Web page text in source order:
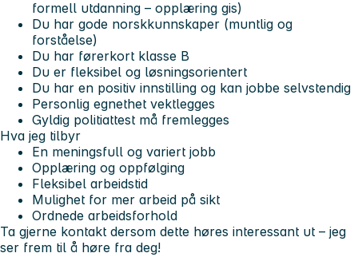
formell utdanning – opplæring gis)
Du har gode norskkunnskaper (muntlig og
forståelse)
Du har førerkort klasse B
Du er fleksibel og løsningsorientert
Du har en positiv innstilling og kan jobbe selvstendig
Personlig egnethet vektlegges
Gyldig politiattest må fremlegges
Hva jeg tilbyr
En meningsfull og variert jobb
Opplæring og oppfølging
Fleksibel arbeidstid
Mulighet for mer arbeid på sikt
Ordnede arbeidsforhold
Ta gjerne kontakt dersom dette høres interessant ut – jeg
ser frem til å høre fra deg!